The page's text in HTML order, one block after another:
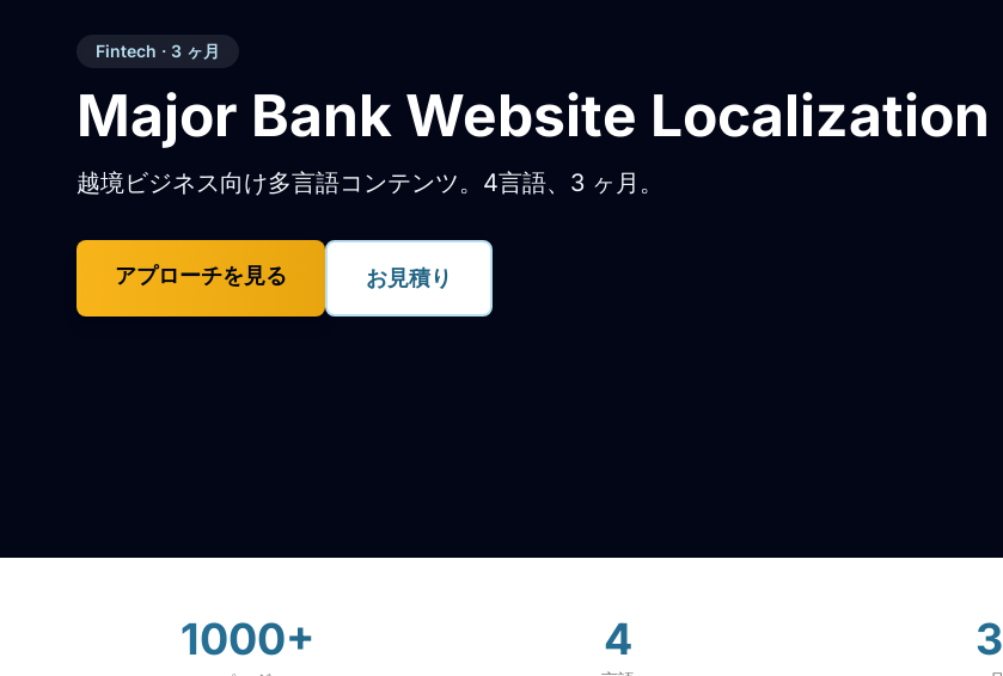
Fintech · 3 ヶ月
Major Bank Website Localization
越境ビジネス向け多言語コンテンツ。4言語、3 ヶ月。
アプローチを見る お見積り
1000+ 4 3